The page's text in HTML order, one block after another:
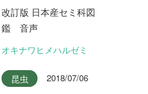
昆虫 2018/07/06
版 日本産セミ科図
音声
ゼミ